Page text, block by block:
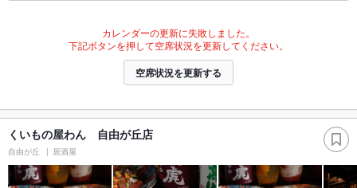
カレンダーの更新に失敗しました。
下記ボタンを押して空席状況を更新してください。
空席状況を更新する
くいもの屋わん 自由が丘店
自由が丘 居酒屋